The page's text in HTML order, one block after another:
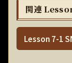
関連
Lesson 7-1